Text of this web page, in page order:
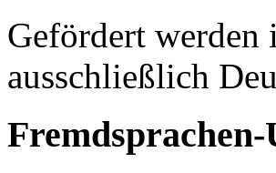
Gefördert werden
ausschließlich